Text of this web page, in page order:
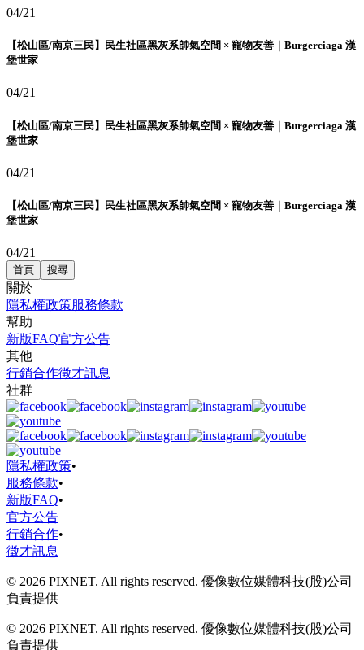
04/21
【松山區/南京三民】民生社區黑灰系帥氣空間 × 寵物友善｜Burgerciaga 漢
堡世家
04/21
【松山區/南京三民】民生社區黑灰系帥氣空間 × 寵物友善｜Burgerciaga 漢
堡世家
04/21
【松山區/南京三民】民生社區黑灰系帥氣空間 × 寵物友善｜Burgerciaga 漢
堡世家
04/21
首頁 搜尋
關於
隱私權政策服務條款
幫助
新版FAQ官方公告
其他
行銷合作徵才訊息
社群
隱私權政策•
服務條款•
新版FAQ•
官方公告
行銷合作•
徵才訊息
© 2026 PIXNET. All rights reserved. 優像數位媒體科技(股)公司
負責提供
© 2026 PIXNET. All rights reserved. 優像數位媒體科技(股)公司
負責提供